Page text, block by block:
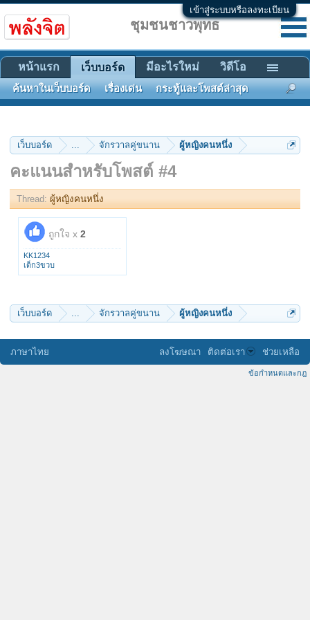
เข้าสู่ระบบหรือลงทะเบียน
เว็บบอร์ด ... จักรวาลคู่ขนาน ผู้หญิงคนหนึ่ง
คะแนนสำหรับโพสต์ #4
Thread: ผู้หญิงคนหนึ่ง
ถูกใจ x 2
KK1234
เด็ก3ขวบ
เว็บบอร์ด ... จักรวาลคู่ขนาน ผู้หญิงคนหนึ่ง
ชุมชนชาวพุทธ
หน้าแรก เว็บบอร์ด
ค้นหาในเว็บบอร์ด เรื่องเด่น กระทู้และโพสต์ล่าสุด
มีอะไรใหม่ วิดีโอ
ภาษาไทย ลงโฆษณา ติดต่อเรา ช่วยเหลือ
ข้อกำหนดและกฎ